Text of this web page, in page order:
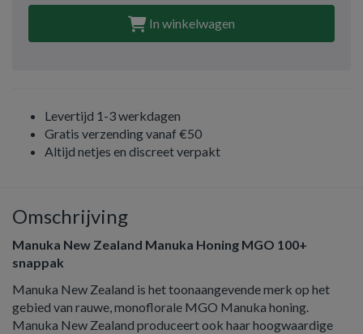
In winkelwagen
Levertijd 1-3 werkdagen
Gratis verzending vanaf €50
Altijd netjes en discreet verpakt
Omschrijving
Manuka New Zealand Manuka Honing MGO 100+
snappak
Manuka New Zealand is het toonaangevende merk op het
gebied van rauwe, monoflorale MGO Manuka honing.
Manuka New Zealand produceert ook haar hoogwaardige